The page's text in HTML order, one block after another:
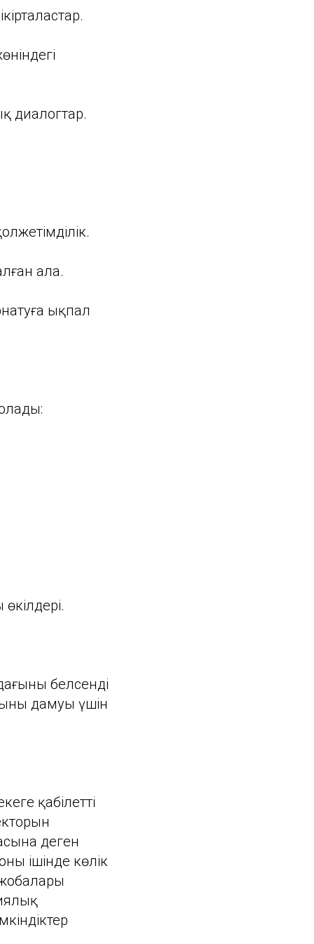
диалогтар.
алаң.
ықпал
белсенді
дамуы үшін
қабілетті
деген
ішінде көлік